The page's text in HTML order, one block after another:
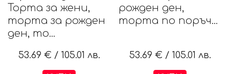
Торта за жени,
торта за рожден
ден, то...
53.69 € / 105.01 лв.
рожден ден,
торта по поръч...
53.69 € / 105.01 лв.